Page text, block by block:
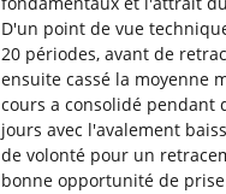
D'un point de vue
20 périodes, avant de
ensuite cassé la moyenne
cours a consolidé pendant
jours avec l'avalement
de volonté pour un
bonne opportunité de